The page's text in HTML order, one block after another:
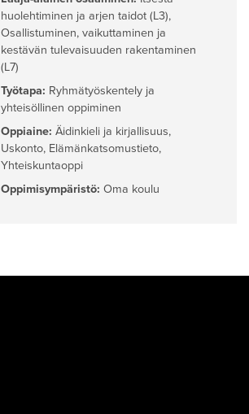
huolehtiminen ja arjen taidot (L3),
Osallistuminen, vaikuttaminen ja
kestävän tulevaisuuden rakentaminen
(L7)
Työtapa: Ryhmätyöskentely ja
yhteisöllinen oppiminen
Oppiaine: Äidinkieli ja kirjallisuus,
Uskonto, Elämänkatsomustieto,
Yhteiskuntaoppi
Oppimisympäristö: Oma koulu